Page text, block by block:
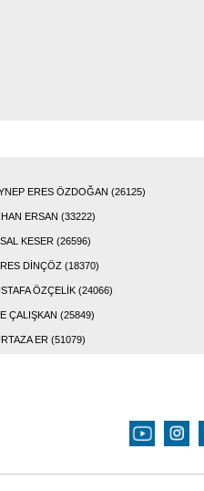
ERES ÖZDOĞAN (26125)
ERSAN (33222)
KESER (26596)
DİNÇÖZ (18370)
ÖZÇELİK (24066)
ÇALIŞKAN (25849)
ER (51079)